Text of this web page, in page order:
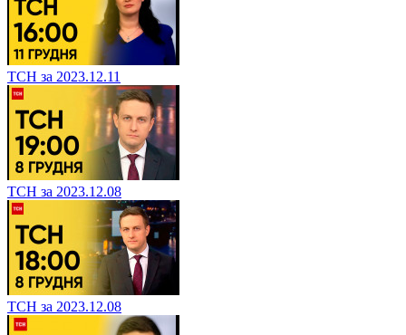
ТСН за 2023.12.11
ТСН за 2023.12.08
ТСН за 2023.12.08